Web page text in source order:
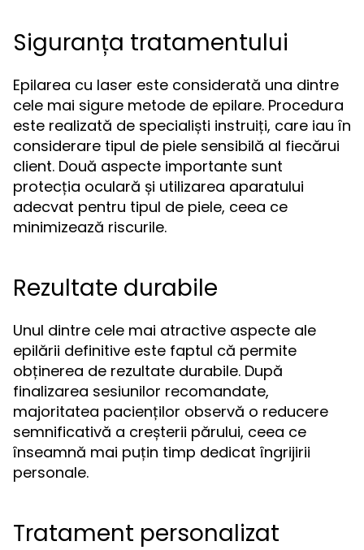
Siguranța tratamentului
Epilarea cu laser este considerată una dintre
cele mai sigure metode de epilare. Procedura
este realizată de specialiști instruiți, care iau în
considerare tipul de piele sensibilă al fiecărui
client. Două aspecte importante sunt
protecția oculară și utilizarea aparatului
adecvat pentru tipul de piele, ceea ce
minimizează riscurile.
Rezultate durabile
Unul dintre cele mai atractive aspecte ale
epilării definitive este faptul că permite
obținerea de rezultate durabile. După
finalizarea sesiunilor recomandate,
majoritatea pacienților observă o reducere
semnificativă a creșterii părului, ceea ce
înseamnă mai puțin timp dedicat îngrijirii
personale.
Tratament personalizat